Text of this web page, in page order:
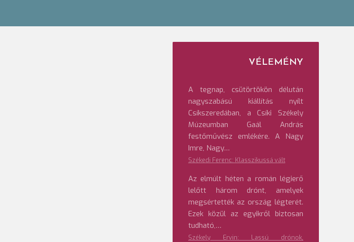
VÉLEMÉNY
A tegnap, csütörtökön délután
nagyszabású kiállítás nyílt
Csíkszeredában, a Csíki Székely
Múzeumban Gaál András
festőművész emlékére. A Nagy
Imre, Nagy…
Székedi Ferenc: Klasszikussá vált
Az elmúlt héten a román légierő
lelőtt három drónt, amelyek
megsértették az ország légterét.
Ezek közül az egyikről biztosan
tudható,…
Székely Ervin: Lassú drónok,